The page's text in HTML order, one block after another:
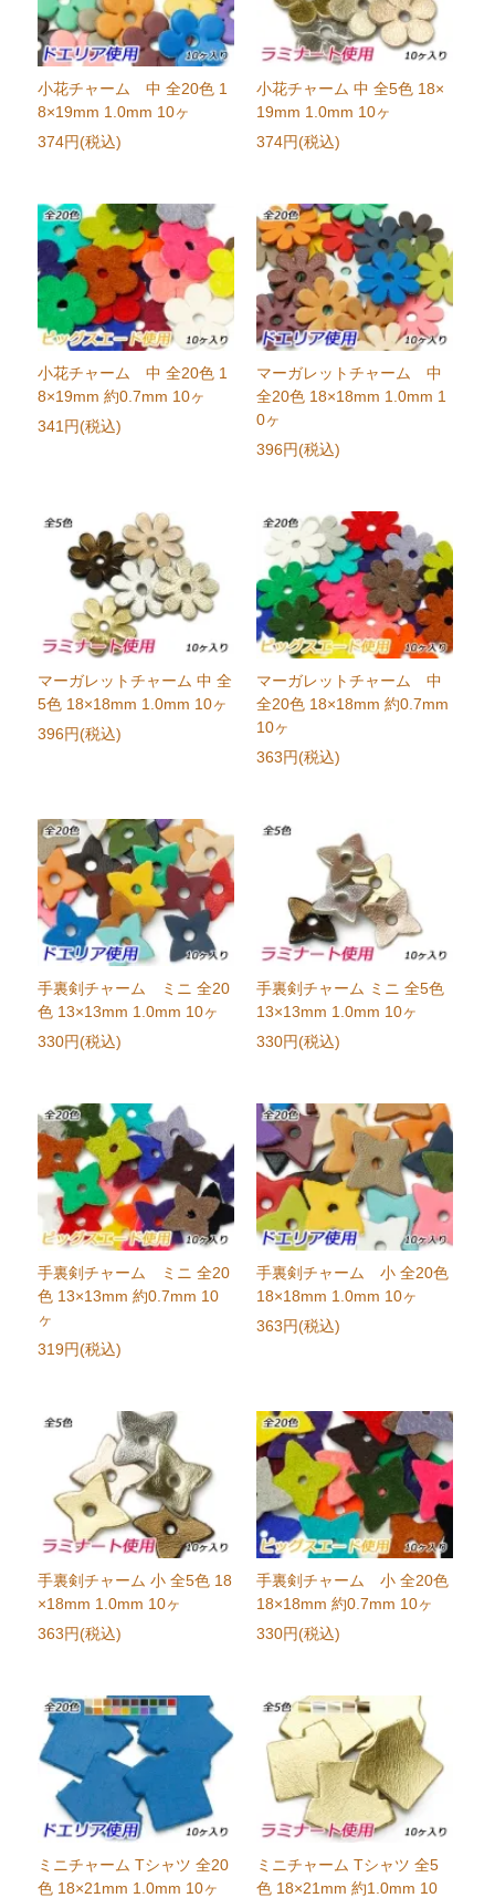
小花チャーム 中 全20色 1
8×19mm 1.0mm 10ヶ
374円(税込)
小花チャーム 中 全5色 18×
19mm 1.0mm 10ヶ
374円(税込)
小花チャーム 中 全20色 1
8×19mm 約0.7mm 10ヶ
341円(税込)
マーガレットチャーム 中
全20色 18×18mm 1.0mm 1
0ヶ
396円(税込)
マーガレットチャーム 中 全
5色 18×18mm 1.0mm 10ヶ
396円(税込)
マーガレットチャーム 中
全20色 18×18mm 約0.7mm
10ヶ
363円(税込)
手裏剣チャーム ミニ 全20
色 13×13mm 1.0mm 10ヶ
330円(税込)
手裏剣チャーム ミニ 全5色
13×13mm 1.0mm 10ヶ
330円(税込)
手裏剣チャーム ミニ 全20
色 13×13mm 約0.7mm 10
ヶ
319円(税込)
手裏剣チャーム 小 全20色
18×18mm 1.0mm 10ヶ
363円(税込)
手裏剣チャーム 小 全5色 18
×18mm 1.0mm 10ヶ
363円(税込)
手裏剣チャーム 小 全20色
18×18mm 約0.7mm 10ヶ
330円(税込)
ミニチャーム Tシャツ 全20
色 18×21mm 1.0mm 10ヶ
ミニチャーム Tシャツ 全5
色 18×21mm 約1.0mm 10